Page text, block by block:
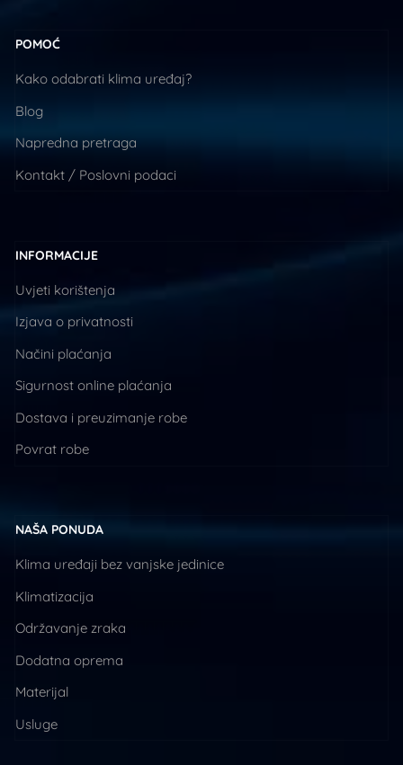
POMOĆ
Kako odabrati klima uređaj?
Blog
Napredna pretraga
Kontakt / Poslovni podaci
INFORMACIJE
Uvjeti korištenja
Izjava o privatnosti
Načini plaćanja
Sigurnost online plaćanja
Dostava i preuzimanje robe
Povrat robe
NAŠA PONUDA
Klima uređaji bez vanjske jedinice
Klimatizacija
Održavanje zraka
Dodatna oprema
Materijal
Usluge